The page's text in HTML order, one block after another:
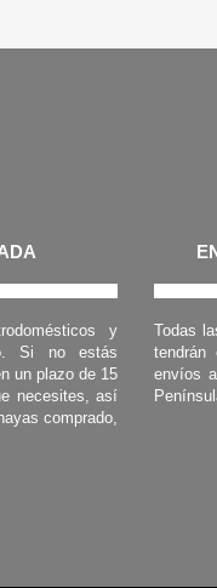
y
Si no estás
un plazo de 15
necesites, así
comprado,
Todas
tendrán
envíos